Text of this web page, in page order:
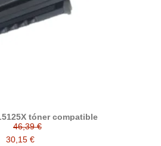
tóner compatible
46,39 €
30,15 €